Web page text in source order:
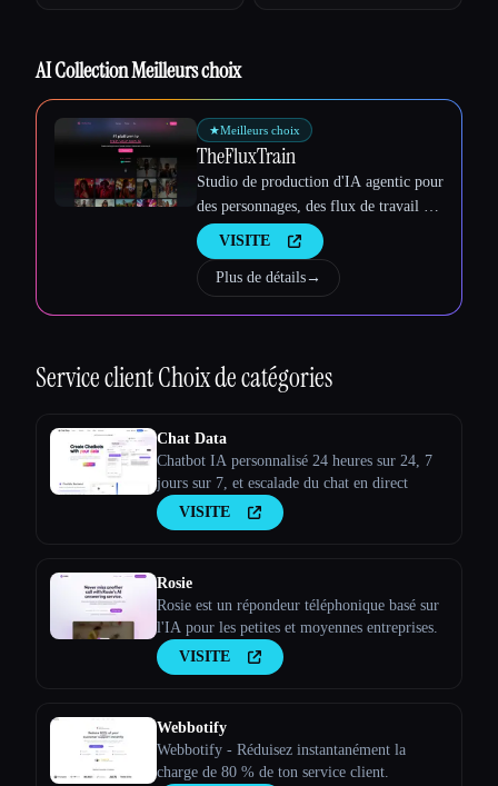
AI Collection Meilleurs choix
★Meilleurs choix
TheFluxTrain
Studio de production d'IA agentic pour
des personnages, des flux de travail et
des vidéos cohérents
VISITE
Plus de détails→
Service clientChoix de catégories
Chat Data
Chatbot IA personnalisé 24 heures sur 24, 7
jours sur 7, et escalade du chat en direct
VISITE
Rosie
Rosie est un répondeur téléphonique basé sur
l'IA pour les petites et moyennes entreprises.
VISITE
Webbotify
Webbotify - Réduisez instantanément la
charge de 80 % de ton service client.